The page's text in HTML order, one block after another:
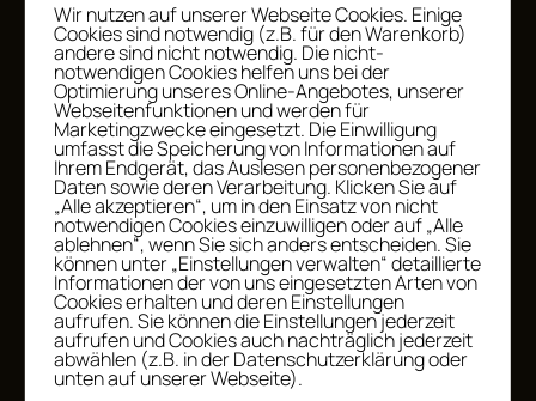
WEITERE BEITRÄGE
Schülerjobs und Ferienjobs:
Was dein Kind verdienen darf
– und ab wann
28.
Juli
2026
Geld fürs Zeugnis – ja oder
nein? So machst du was
Schönes draus
13.
Juli
2026
Wir nutzen auf unserer Webseite Cookies. Einige
Cookies sind notwendig (z.B. für den Warenkorb)
andere sind nicht notwendig. Die nicht-
notwendigen Cookies helfen uns bei der
Optimierung unseres Online-Angebotes, unserer
Webseitenfunktionen und werden für
Marketingzwecke eingesetzt. Die Einwilligung
umfasst die Speicherung von Informationen auf
Ihrem Endgerät, das Auslesen personenbezogener
Daten sowie deren Verarbeitung. Klicken Sie auf
„Alle akzeptieren“, um in den Einsatz von nicht
notwendigen Cookies einzuwilligen oder auf „Alle
ablehnen“, wenn Sie sich anders entscheiden. Sie
können unter „Einstellungen verwalten“ detaillierte
Informationen der von uns eingesetzten Arten von
Cookies erhalten und deren Einstellungen
aufrufen. Sie können die Einstellungen jederzeit
aufrufen und Cookies auch nachträglich jederzeit
abwählen (z.B. in der Datenschutzerklärung oder
unten auf unserer Webseite).